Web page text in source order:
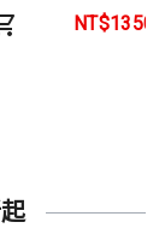
NT$1350